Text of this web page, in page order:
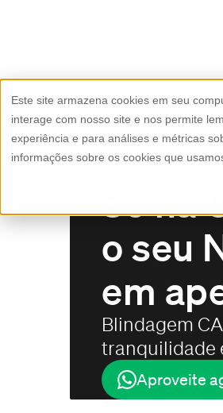
Este site armazena cookies em seu
interage com nosso site e nos permite
experiência e para análises e métricas
informações sobre os cookies que
Só na
o seu
em
Blindagem
tranquilidade
Aproveite